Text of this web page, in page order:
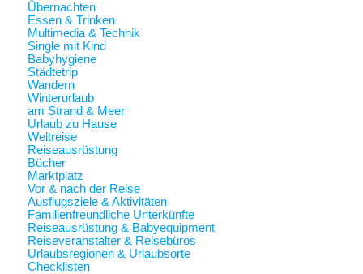
Übernachten
Essen & Trinken
Multimedia & Technik
Single mit Kind
Babyhygiene
Städtetrip
Wandern
Winterurlaub
am Strand & Meer
Urlaub zu Hause
Weltreise
Reiseausrüstung
Bücher
Marktplatz
Vor & nach der Reise
Ausflugsziele & Aktivitäten
Familienfreundliche Unterkünfte
Reiseausrüstung & Babyequipment
Reiseveranstalter & Reisebüros
Urlaubsregionen & Urlaubsorte
Checklisten